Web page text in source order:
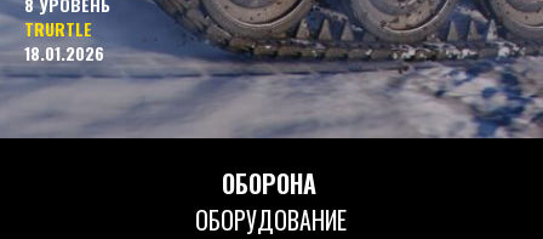
TRURTLE
18.01.2026
ОБОРОНА
ОБОРУДОВАНИЕ